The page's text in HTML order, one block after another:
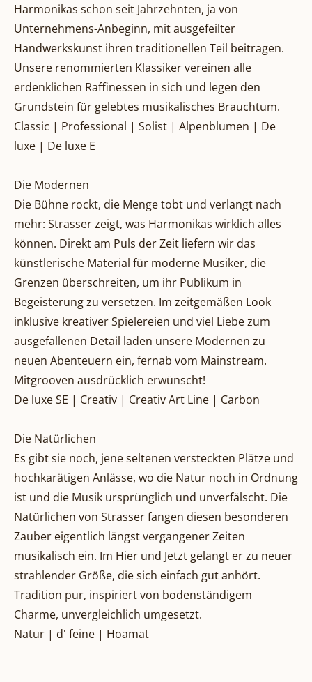
Harmonikas schon seit Jahrzehnten, ja von
Unternehmens-Anbeginn, mit ausgefeilter
Handwerkskunst ihren traditionellen Teil beitragen.
Unsere renommierten Klassiker vereinen alle
erdenklichen Raffinessen in sich und legen den
Grundstein für gelebtes musikalisches Brauchtum.
Classic | Professional | Solist | Alpenblumen | De
luxe | De luxe E
Die Modernen
Die Bühne rockt, die Menge tobt und verlangt nach
mehr: Strasser zeigt, was Harmonikas wirklich alles
können. Direkt am Puls der Zeit liefern wir das
künstlerische Material für moderne Musiker, die
Grenzen überschreiten, um ihr Publikum in
Begeisterung zu versetzen. Im zeitgemäßen Look
inklusive kreativer Spielereien und viel Liebe zum
ausgefallenen Detail laden unsere Modernen zu
neuen Abenteuern ein, fernab vom Mainstream.
Mitgrooven ausdrücklich erwünscht!
De luxe SE | Creativ | Creativ Art Line | Carbon
Die Natürlichen
Es gibt sie noch, jene seltenen versteckten Plätze und
hochkarätigen Anlässe, wo die Natur noch in Ordnung
ist und die Musik ursprünglich und unverfälscht. Die
Natürlichen von Strasser fangen diesen besonderen
Zauber eigentlich längst vergangener Zeiten
musikalisch ein. Im Hier und Jetzt gelangt er zu neuer
strahlender Größe, die sich einfach gut anhört.
Tradition pur, inspiriert von bodenständigem
Charme, unvergleichlich umgesetzt.
Natur | d' feine | Hoamat